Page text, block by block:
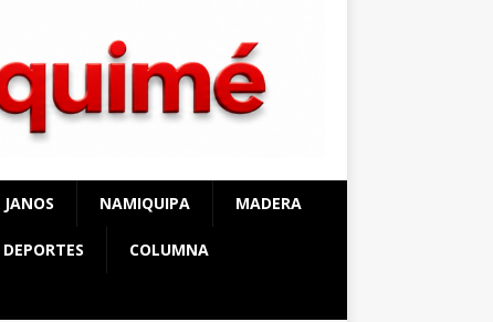
JANOS NAMIQUIPA MADERA
DEPORTES COLUMNA